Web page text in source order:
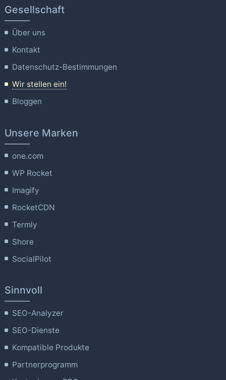
Gesellschaft
Über uns
Kontakt
Datenschutz-Bestimmungen
Wir stellen ein!
Bloggen
Unsere Marken
one.com
WP Rocket
Imagify
RocketCDN
Termly
Shore
SocialPilot
Sinnvoll
SEO-Analyzer
SEO-Dienste
Kompatible Produkte
Partnerprogramm